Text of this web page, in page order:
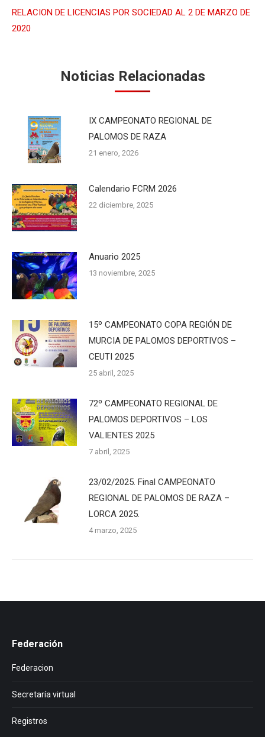
RELACION DE LICENCIAS POR SOCIEDAD AL 2 DE MARZO DE
2020
Noticias Relacionadas
IX CAMPEONATO REGIONAL DE
PALOMOS DE RAZA
21 enero, 2026
Calendario FCRM 2026
22 diciembre, 2025
Anuario 2025
13 noviembre, 2025
15º CAMPEONATO COPA REGIÓN DE
MURCIA DE PALOMOS DEPORTIVOS –
CEUTI 2025
25 abril, 2025
72º CAMPEONATO REGIONAL DE
PALOMOS DEPORTIVOS – LOS
VALIENTES 2025
7 abril, 2025
23/02/2025. Final CAMPEONATO
REGIONAL DE PALOMOS DE RAZA –
LORCA 2025.
4 marzo, 2025
Federación
Federacion
Secretaría virtual
Registros